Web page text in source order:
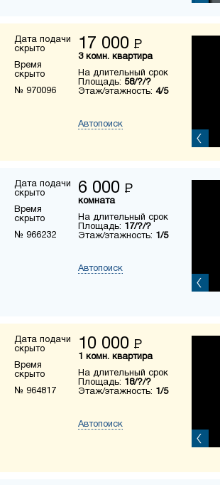
Дата подачи
скрыто
Время
скрыто
№ 970096
17 000 Р
3 комн. квартира
На длительный срок
Площадь: 58/?/?
Этаж/этажность: 4/5
Автопоиск
Дата подачи
скрыто
Время
скрыто
№ 966232
6 000 Р
комната
На длительный срок
Площадь: 17/?/?
Этаж/этажность: 1/5
Автопоиск
Дата подачи
скрыто
Время
скрыто
№ 964817
10 000 Р
1 комн. квартира
На длительный срок
Площадь: 18/?/?
Этаж/этажность: 1/5
Автопоиск